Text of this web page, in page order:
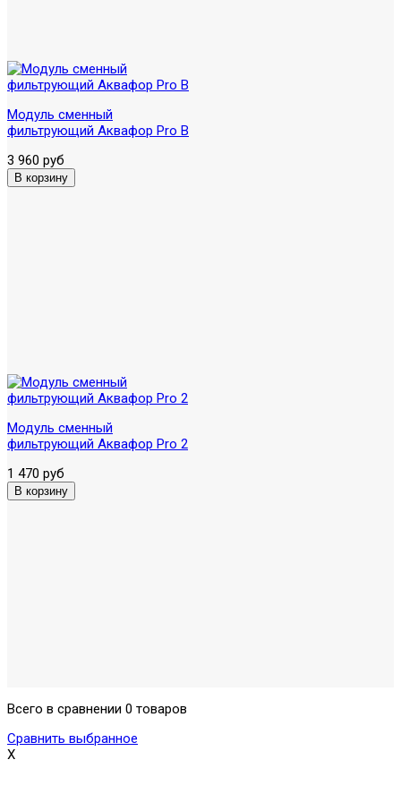
Модуль сменный
фильтрующий Аквафор Pro B
3 960 руб
Модуль сменный
фильтрующий Аквафор Pro 2
1 470 руб
Всего в сравнении 0 товаров
Сравнить выбранное
X